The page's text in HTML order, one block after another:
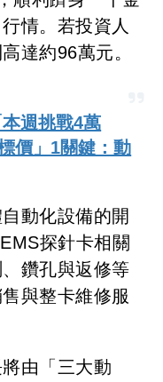
情。若投資人
達約96萬元。
週挑戰4萬
價」1關鍵：動
動化設備的開
探針卡相關
鑽孔與返修等
與整卡維修服
由「三大動